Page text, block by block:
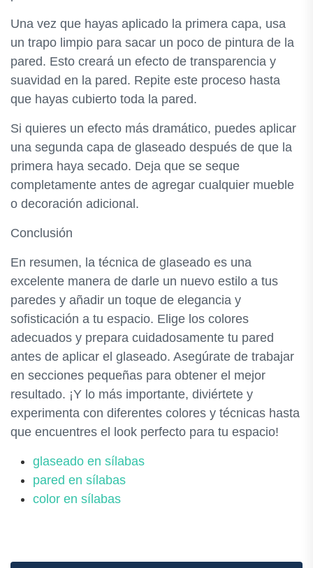
Una vez que hayas aplicado la primera capa, usa
un trapo limpio para sacar un poco de pintura de la
pared. Esto creará un efecto de transparencia y
suavidad en la pared. Repite este proceso hasta
que hayas cubierto toda la pared.
Si quieres un efecto más dramático, puedes aplicar
una segunda capa de glaseado después de que la
primera haya secado. Deja que se seque
completamente antes de agregar cualquier mueble
o decoración adicional.
Conclusión
En resumen, la técnica de glaseado es una
excelente manera de darle un nuevo estilo a tus
paredes y añadir un toque de elegancia y
sofisticación a tu espacio. Elige los colores
adecuados y prepara cuidadosamente tu pared
antes de aplicar el glaseado. Asegúrate de trabajar
en secciones pequeñas para obtener el mejor
resultado. ¡Y lo más importante, diviértete y
experimenta con diferentes colores y técnicas hasta
que encuentres el look perfecto para tu espacio!
glaseado en sílabas
pared en sílabas
color en sílabas